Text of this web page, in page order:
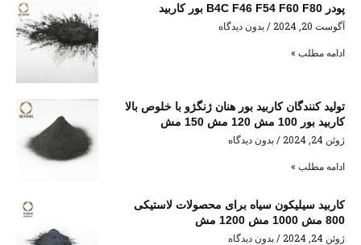
پودر B4C F46 F54 F60 F80 بور کاربید
آگوست 20, 2024
بدون دیدگاه
ادامه مطلب »
تولید کنندگان کاربید بور هنان ژنگژو با خلوص بالا
کاربید بور 100 مش 120 مش 150 مش
ژوئن 24, 2024
بدون دیدگاه
ادامه مطلب »
کاربید سیلیکون سیاه برای محصولات لاستیکی
800 مش 1000 مش 1200 مش
ژوئن 24, 2024
بدون دیدگاه